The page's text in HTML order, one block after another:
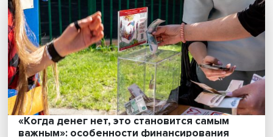
Совместить науку и искусство: зачем
трансдисциплинарность в креативных
индустриях